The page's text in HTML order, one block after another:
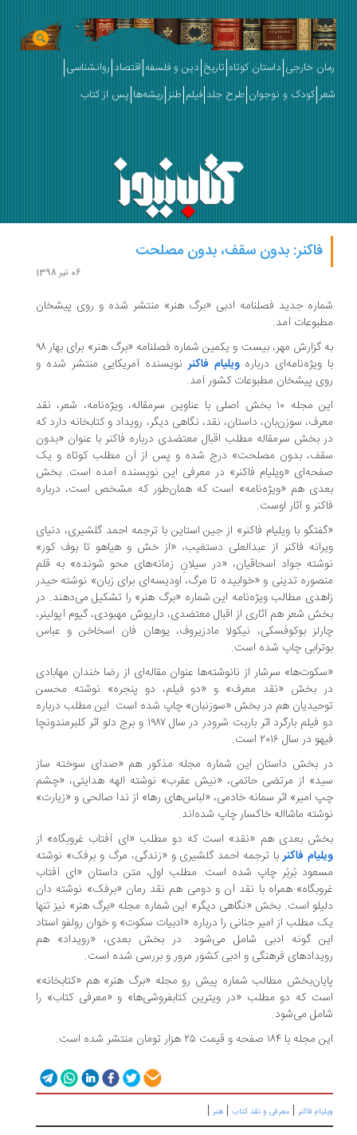
رمان خارجی داستان کوتاه تاریخ دین و فلسفه اقتصاد روانشناسی
شعر کودک و نوجوان طرح جلد فیلم طنز ریشه‌ها پس از کتاب
فاکنر: بدون سقف، بدون مصلحت
06 تیر 1398
شماره جدید فصلنامه ادبی «برگ هنر» منتشر شده و روی پیشخان
مطبوعات آمد.
به گزارش مهر، بیست و یکمین شماره فصلنامه «برگ هنر» برای بهار ۹۸
با ویژه‌نامه‌ای دربارهویلیام فاکنرنویسنده آمریکایی منتشر شده و
روی پیشخان مطبوعات کشور آمد.
این مجله ۱۰ بخش اصلی با عناوین سرمقاله، ویژه‌نامه، شعر، نقد
معرف، سوزن‌بان، داستان، نقد، نگاهی دیگر، رویداد و کتابخانه دارد که
در بخش سرمقاله مطلب اقبال معتضدی درباره فاکنر با عنوان «بدون
سقف، بدون مصلحت» درج شده و پس از آن مطلب کوتاه و یک
صفحه‌ای «ویلیام فاکنر» در معرفی این نویسنده آمده است. بخش
بعدی هم «ویژه‌نامه» است که همان‌طور که مشخص است، درباره
فاکنر و آثار اوست.
«گفتگو با ویلیام فاکنر» از جین استاین با ترجمه احمد گلشیری، دنیای
ویرانه فاکنر از عبدالعلی دستغیب، «از خش و هیاهو تا بوف کور»
نوشته جواد اسحاقیان، «در سیلانِ زمانه‌های محو شونده» به قلم
منصوره تدینی و «خوابیده تا مرگ، اودیسه‌ای برای زبان» نوشته حیدر
زاهدی مطالب ویژه‌نامه این شماره «برگ هنر» را تشکیل می‌دهند. در
بخش شعر هم آثاری از اقبال معتضدی، داریوش مهبودی، گیوم آپولینر،
چارلز بوکوفسکی، نیکولا مادزیروف، یوهان فان اسخاخن و عباس
بوترابی چاپ شده است.
«سکوت‌ها» سرشار از نانوشته‌ها عنوان مقاله‌ای از رضا خندان مهابادی
در بخش «نقد معرف» و «دو فیلم، دو پنجره» نوشته محسن
توحیدیان هم در بخش «سوزنبان» چاپ شده است. این مطلب درباره
دو فیلم بارگرد اثر باربت شرودر در سال ۱۹۸۷ و برج دلو اثر کلبرمندونچا
فیهو در سال ۲۰۱۶ است.
در بخش داستان این شماره مجله مذکور هم «صدای سوخته ساز
سید» از مرتضی حاتمی، «نیش عقرب» نوشته الهه هدایتی، «چشم
چپ امیر» اثر سمانه خادمی، «لباس‌های رها» از ندا صالحی و «زیارت»
نوشته ماشااله خاکسار چاپ شده‌اند.
بخش بعدی هم «نقد» است که دو مطلب «ای آفتاب غروبگاه» از
ویلیام فاکنربا ترجمه احمد گلشیری و «زندگی، مرگ و برفک» نوشته
مسعود بُربُر چاپ شده است. مطلب اول، متن داستان «ای آفتاب
غروبگاه» همراه با نقد آن و دومی هم نقد رمان «برفک» نوشته دان
دلیلو است. بخش «نگاهی دیگر» این شماره مجله «برگ هنر» نیز تنها
یک مطلب از امیر جنانی را درباره «ادبیات سکوت» و خوان رولفو استاد
این گونه ادبی شامل می‌شود. در بخش بعدی، «رویداد» هم
رویدادهای فرهنگی و ادبی کشور مرور و بررسی شده است.
پایان‌بخش مطالب شماره پیش رو مجله «برگ هنر» هم «کتابخانه»
است که دو مطلب «در ویترین کتابفروشی‌ها» و «معرفی کتاب» را
شامل می‌شود.
این مجله با ۱۸۴ صفحه و قیمت ۲۵ هزار تومان منتشر شده است.
ویلیام فاکنر | معرفی و نقد کتاب | هنر |